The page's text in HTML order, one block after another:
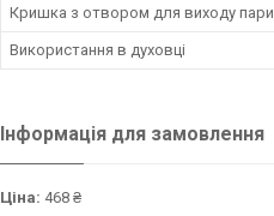
Кришка з отвором для виходу пари
Використання в духовці
Інформація для замовлення
Ціна: 468 ₴